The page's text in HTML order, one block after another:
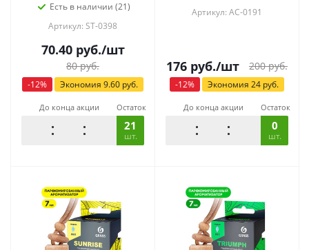
Есть в наличии (21)
Артикул: ST-0398
70.40руб./шт
80руб.
-12% Экономия 9.60 руб.
До конца акции Остаток
21
шт.
Артикул: AC-0191
176 руб./шт 200руб.
-12% Экономия 24 руб.
До конца акции Остаток
0
шт.